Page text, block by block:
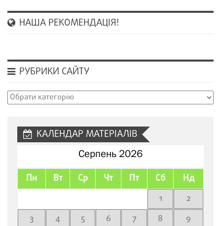
НАША РЕКОМЕНДАЦІЯ!
РУБРИКИ САЙТУ
Рубрики
КАЛЕНДАР МАТЕРІАЛІВ
Серпень 2026
Пн Вт Ср Чт Пт Сб Нд
1
2
3
4 5 6 7 8
9